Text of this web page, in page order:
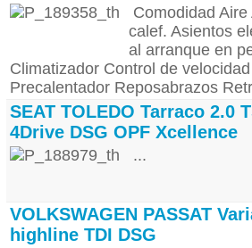
Comodidad
calef. Asientos
al arranque en
Climatizador Control de
Precalentador Reposabrazos
SEAT TOLEDO Tarraco 2.0
4Drive DSG OPF Xcellence
...
VOLKSWAGEN PASSAT
highline TDI DSG